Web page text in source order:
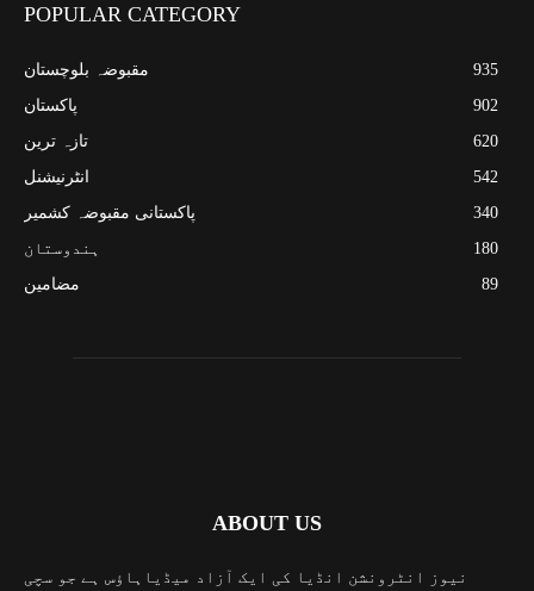
POPULAR CATEGORY
مقبوضہ بلوچستان
935
پاکستان
902
تازہ ترین
620
انٹرنیشنل
542
پاکستانی مقبوضہ کشمیر
340
ہندوستان
180
مضامین
89
ABOUT US
نیوز انٹرونشن انڈیا کی ایک آزاد میڈیاہاؤس ہے جو سچی